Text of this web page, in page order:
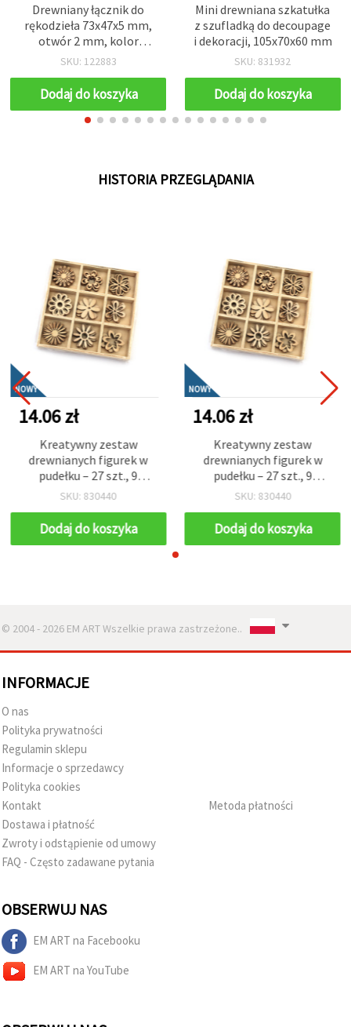
Drewniany łącznik do
rękodzieła 73x47x5 mm,
otwór 2 mm, kolor
naturalnego drewna - 2
SKU: 122883
Dodaj do koszyka
Mini drewniana szkatułka
z szufladką do decoupage
i dekoracji, 105x70x60 mm
SKU: 831932
Dodaj do koszyka
HISTORIA PRZEGLĄDANIA
NOWY
14.06 zł
Kreatywny zestaw
drewnianych figurek w
pudełku – 27 szt., 9
unikalnych wzorów,
mm – idealne do
dekoracji, scrapbookingu,
SKU: 830440
Dodaj do koszyka
NOWY
14.06 zł
Kreatywny zestaw
drewnianych figurek w
pudełku – 27 szt., 9
unikalnych wzorów,
mm – idealne do
dekoracji, scrapbookingu,
SKU: 830440
Dodaj do koszyka
© 2004 - 2026 EM ART Wszelkie prawa zastrzeżone..
INFORMACJE
O nas
Polityka prywatności
Regulamin sklepu
Informacje o sprzedawcy
Polityka cookies
Kontakt
Dostawa i płatność
Zwroty i odstąpienie od umowy
FAQ - Często zadawane pytania
Metoda płatności
OBSERWUJ NAS
EM ART na Facebooku
EM ART na YouTube